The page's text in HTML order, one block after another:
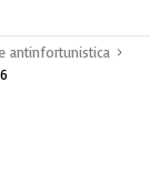
antinfortunistica